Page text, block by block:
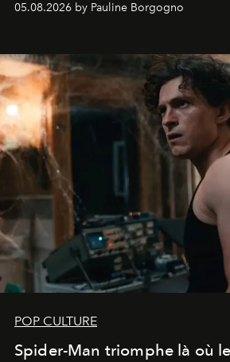
05.08.2026 by Pauline Borgogno
POP CULTURE
Spider-Man triomphe là où